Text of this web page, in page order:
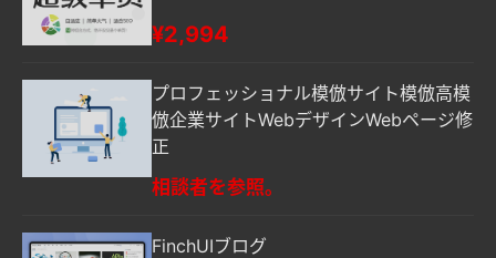
¥2,994
プロフェッショナル模倣サイト模倣高模
倣企業サイトWebデザインWebページ修
正
相談者を参照。
FinchUIブログ